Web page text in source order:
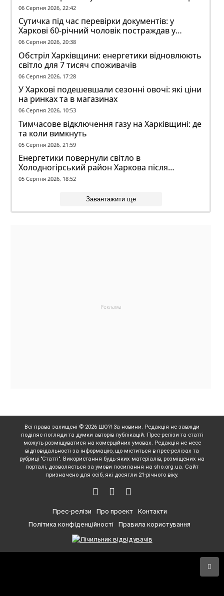
06 Серпня 2026, 22:42
Сутичка під час перевірки документів: у
Харкові 60-річний чоловік постраждав у
конфлікті з ТЦК
06 Серпня 2026, 20:38
Обстріл Харківщини: енергетики відновлюють
світло для 7 тисяч споживачів
06 Серпня 2026, 17:28
У Харкові подешевшали сезонні овочі: які ціни
на ринках та в магазинах
06 Серпня 2026, 10:53
Тимчасове відключення газу на Харківщині: де
та коли вимкнуть
05 Серпня 2026, 21:59
Енергетики повернули світло в
Холодногірський район Харкова після
ворожого обстрілу
05 Серпня 2026, 18:52
Завантажити ще
Всі права захищені © 2026 ШО?! За новини. Редакція не завжди
поділяє погляди та думки авторів публікацій. Прес-релізи та статті
можуть розміщуватися на комерційних умовах. Редакція не несе
відповідальності за інформацію, що міститься в прес-релізах та
рубриці "Статті". Використання будь-яких матеріалів, розміщених на
порталі, дозволяється за умови посилання на sho.org.ua. Сайт
призначено для осіб, які досягли 21-річного віку.
Прес-релізи Про проект
Контакти
Політика конфіденційності
Правила користування